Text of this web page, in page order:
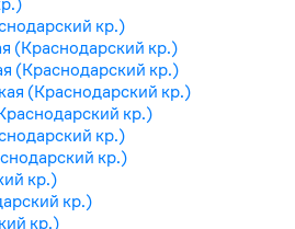
кр.)
(Краснодарский кр.)
(Краснодарский кр.)
(Краснодарский кр.)
кр.)
кр.)
кр.)
кр.)
кр.)
кр.)